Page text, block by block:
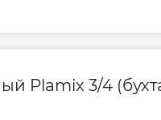
3/4 (бухта